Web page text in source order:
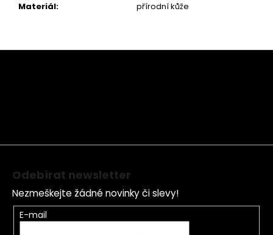
Materiál: přírodní kůže
Z
Odebírat newsletter
Nezmeškejte žádné novinky či slevy!
E-mail